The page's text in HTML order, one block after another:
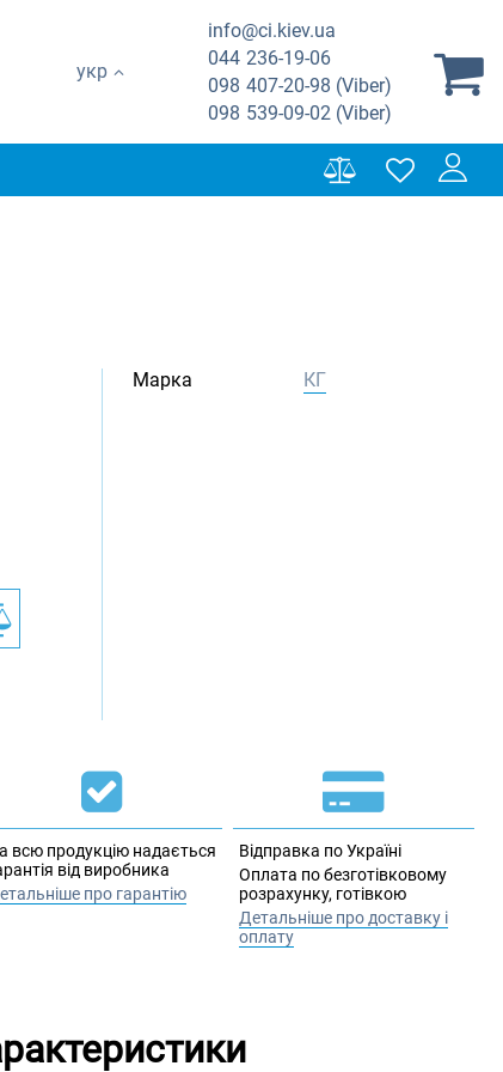
укр
info@ci.kiev.ua
044 236-19-06
098 407-20-98 (Viber)
098 539-09-02 (Viber)
Марка КГ
всю продукцію надається
від виробника
про гарантію
Відправка по Україні
Оплата по безготівковому
розрахунку, готівкою
Детальніше про доставку і
оплату